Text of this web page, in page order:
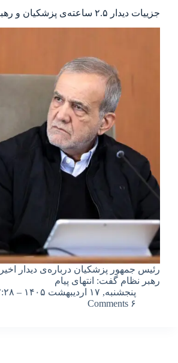
جزییات دیدار ۲‌.۵ ساعته‌ی پزشکیان و رهبر نظام
رئیس جمهور پزشکیان درباره‌ی دیدار اخیر
رهبر نظام گفت: انتهای پیام
پنجشنبه, ۱۷ اردیبهشت ۱۴۰۵ – ۲۲:۲۸
۶ Comments